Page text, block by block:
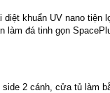
khuẩn UV nano tiện
làm đá tinh gọn
2 cánh, cửa tủ làm